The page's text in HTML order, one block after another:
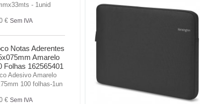
- 1unid
€ Sem IVA
Notas Aderentes
Amarelo
Folhas 162565401
Adesivo Amarelo
100 folhas-1un
€ Sem IVA